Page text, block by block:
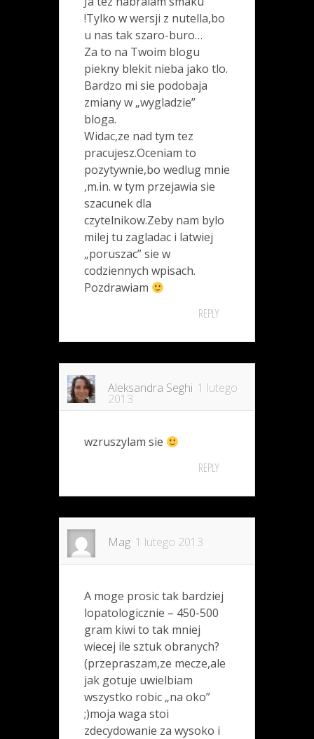
!Tylko w wersji z nutella,bo
u nas tak szaro-buro…
Za to na Twoim blogu
piekny blekit nieba jako tlo.
Bardzo mi sie podobaja
zmiany w „wygladzie”
bloga.
Widac,ze nad tym tez
pracujesz.Oceniam to
pozytywnie,bo wedlug mnie
,m.in. w tym przejawia sie
szacunek dla
czytelnikow.Zeby nam bylo
milej tu zagladac i latwiej
„poruszac” sie w
codziennych wpisach.
Pozdrawiam
REPLY
Aleksandra Seghi 1 lutego
2013
wzruszylam sie
REPLY
Mag 1 lutego 2013
A moge prosic tak bardziej
lopatologicznie – 450-500
gram kiwi to tak mniej
wiecej ile sztuk obranych?
(przepraszam,ze mecze,ale
jak gotuje uwielbiam
wszystko robic „na oko”
;)moja waga stoi
zdecydowanie za wysoko i